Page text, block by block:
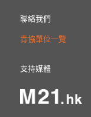
聯絡我們
青協單位一覽
支持媒體